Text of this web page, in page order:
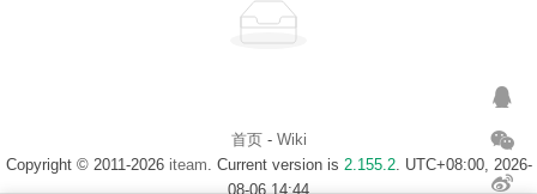
首页- Wiki
Copyright © 2011-2026 iteam. Current version is 2.155.2. UTC+08:00, 2026-
08-06 14:44